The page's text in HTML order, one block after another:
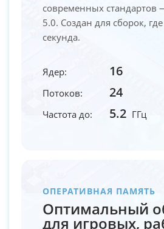
современных стандартов
5.0. Создан для сборок,
секунда.
Ядер: 16
Потоков: 24
Частота до: 5.2 ГГц
ОПЕРАТИВНАЯ ПАМЯТЬ
Оптимальный
для игровых,